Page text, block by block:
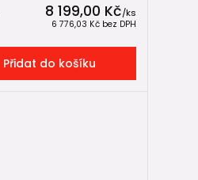
8 199,00 Kč/ks
6 776,03 Kč bez DPH
Přidat do košíku